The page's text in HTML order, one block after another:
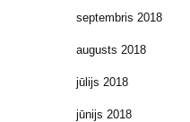
septembris 2018
augusts 2018
jūlijs 2018
jūnijs 2018